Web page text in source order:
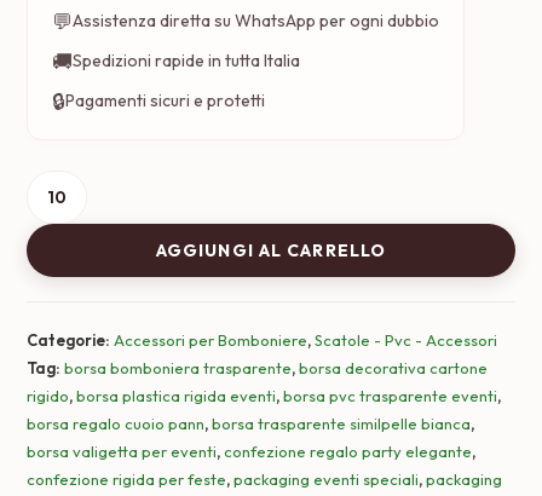
💬Assistenza diretta su WhatsApp per ogni dubbio
🚚Spedizioni rapide in tutta Italia
🔒Pagamenti sicuri e protetti
Borsa
media
PVC
con
manico
similpelle
bianco
quantità
AGGIUNGI AL CARRELLO
Categorie:Accessori per Bomboniere,Scatole - Pvc - Accessori
Tag:borsa bomboniera trasparente,borsa decorativa cartone
rigido,borsa plastica rigida eventi,borsa pvc trasparente eventi,
borsa regalo cuoio pann,borsa trasparente similpelle bianca,
borsa valigetta per eventi,confezione regalo party elegante,
confezione rigida per feste,packaging eventi speciali,packaging